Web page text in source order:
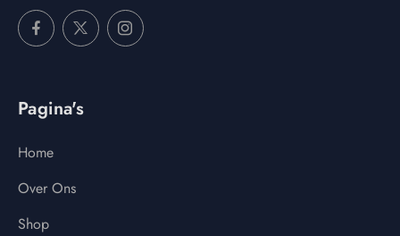
Pagina's
Home
Over Ons
Shop